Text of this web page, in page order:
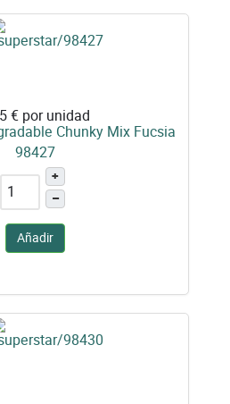
€ por unidad
Chunky Mix Fucsia
98427
+
–
Añadir